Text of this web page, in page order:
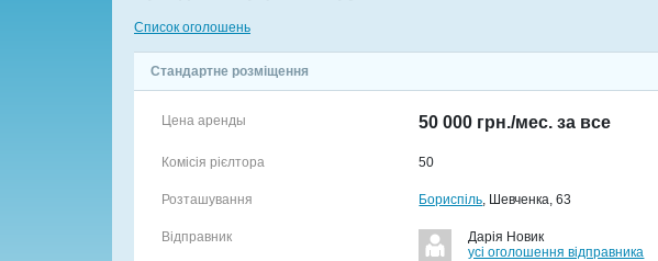
Список оголошень
Стандартне розміщення
Цена аренды 50 000 грн./мес. за все
Комісія рієлтора 50
Розташування Бориспіль, Шевченка, 63
Відправник
Дарія Новик
усі оголошення відправника